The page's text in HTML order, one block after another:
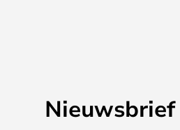
Nieuwsbrief